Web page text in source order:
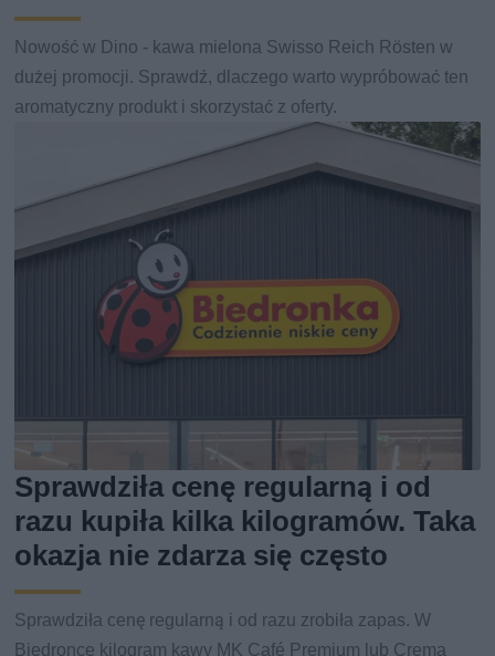
Nowość w Dino - kawa mielona Swisso Reich Rösten w
dużej promocji. Sprawdź, dlaczego warto wypróbować ten
aromatyczny produkt i skorzystać z oferty.
Sprawdziła cenę regularną i od
razu kupiła kilka kilogramów. Taka
okazja nie zdarza się często
Sprawdziła cenę regularną i od razu zrobiła zapas. W
Biedronce kilogram kawy MK Café Premium lub Crema